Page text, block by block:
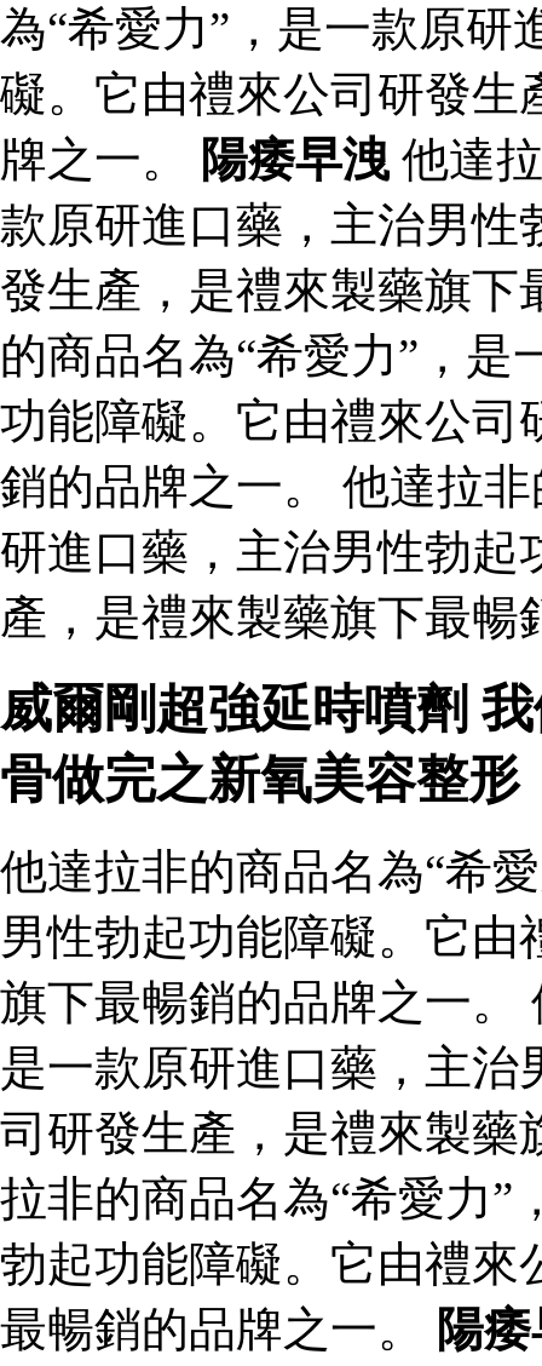
為“希愛力”，是一款原研
礙。它由禮來公司研發生
牌之一。
陽痿早洩 他達
款原研進口藥，主治男性
發生產，是禮來製藥旗下
的商品名為“希愛力”，
功能障礙。它由禮來公司
銷的品牌之一。 他達拉
研進口藥，主治男性勃起
產，是禮來製藥旗下最暢
威爾剛超強延時噴劑
骨做完之新氧美容整形
他達拉非的商品名為“希
男性勃起功能障礙。它
旗下最暢銷的品牌之一。
是一款原研進口藥，主
司研發生產，是禮來製藥
拉非的商品名為“希愛力”
勃起功能障礙。它由禮來
最暢銷的品牌之一。
陽